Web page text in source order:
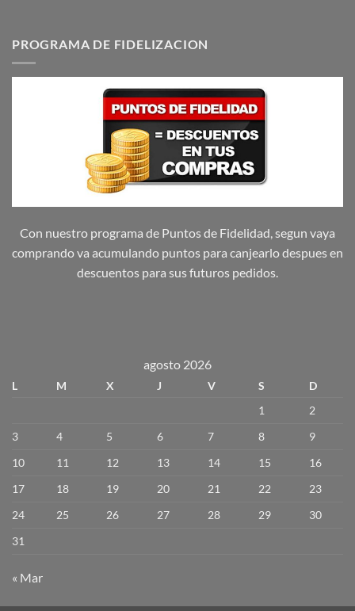
PROGRAMA DE FIDELIZACION
Con nuestro programa de Puntos de Fidelidad, segun vaya
comprando va acumulando puntos para canjearlo despues en
descuentos para sus futuros pedidos.
agosto 2026
L M X J V S
D
1
2
3
4 5 6 7 8
9
10
11 12 13 14 15
16
17
18 19 20 21 22
23
24
25 26 27 28 29
30
31
« Mar